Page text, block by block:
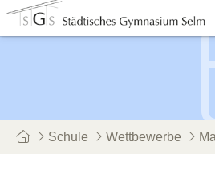
Schule Wettbewerbe